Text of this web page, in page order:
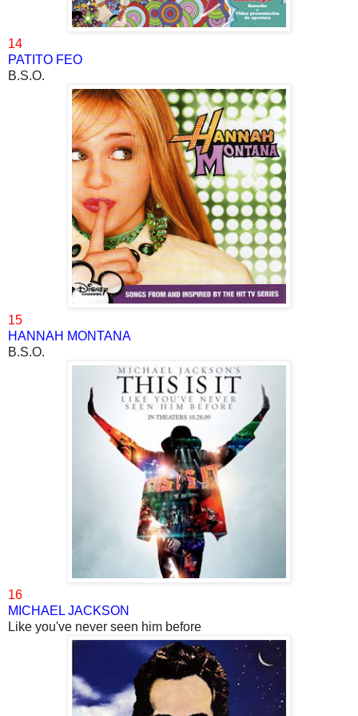
14
PATITO FEO
B.S.O.
15
HANNAH MONTANA
B.S.O.
16
MICHAEL JACKSON
Like you've never seen him before